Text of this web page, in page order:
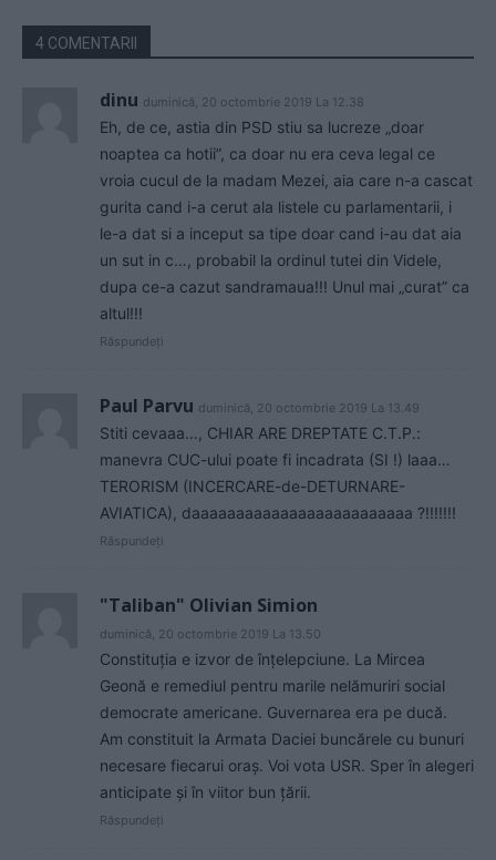
4 COMENTARII
dinu duminică, 20 octombrie 2019 La 12.38
Eh, de ce, astia din PSD stiu sa lucreze „doar
noaptea ca hotii”, ca doar nu era ceva legal ce
vroia cucul de la madam Mezei, aia care n-a cascat
gurita cand i-a cerut ala listele cu parlamentarii, i
le-a dat si a inceput sa tipe doar cand i-au dat aia
un sut in c…, probabil la ordinul tutei din Videle,
dupa ce-a cazut sandramaua!!! Unul mai „curat” ca
altul!!!
Răspundeți
Paul Parvu duminică, 20 octombrie 2019 La 13.49
Stiti cevaaa…, CHIAR ARE DREPTATE C.T.P.:
manevra CUC-ului poate fi incadrata (SI !) laaa…
TERORISM (INCERCARE-de-DETURNARE-
AVIATICA), daaaaaaaaaaaaaaaaaaaaaaaaa ?!!!!!!!
Răspundeți
"Taliban" Olivian Simion
duminică, 20 octombrie 2019 La 13.50
Constituția e izvor de înțelepciune. La Mircea
Geonă e remediul pentru marile nelămuriri social
democrate americane. Guvernarea era pe ducă.
Am constituit la Armata Daciei buncărele cu bunuri
necesare fiecarui oraș. Voi vota USR. Sper în alegeri
anticipate și în viitor bun țării.
Răspundeți